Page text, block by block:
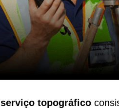
serviço topográfico